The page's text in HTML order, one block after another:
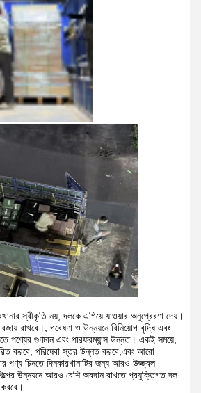
স্বীকৃতি নয়, দলকে এগিয়ে যাওয়ার অনুপ্রেরণা দেয়।
রাখবে।, গবেষণা ও উন্নয়নে বিনিয়োগ বৃদ্ধি এবং
পণ্যের গুণমান এবং পারফরম্যান্স উন্নত। একই সময়ে,
করবে, পরিষেবা স্তর উন্নত করবে,এবং আরো
পণ্য চিনতে দিনকারখানাটির জন্য আরও উজ্জ্বল
উন্নয়নে আরও বেশি অবদান রাখতে প্রযুক্তিগত দল